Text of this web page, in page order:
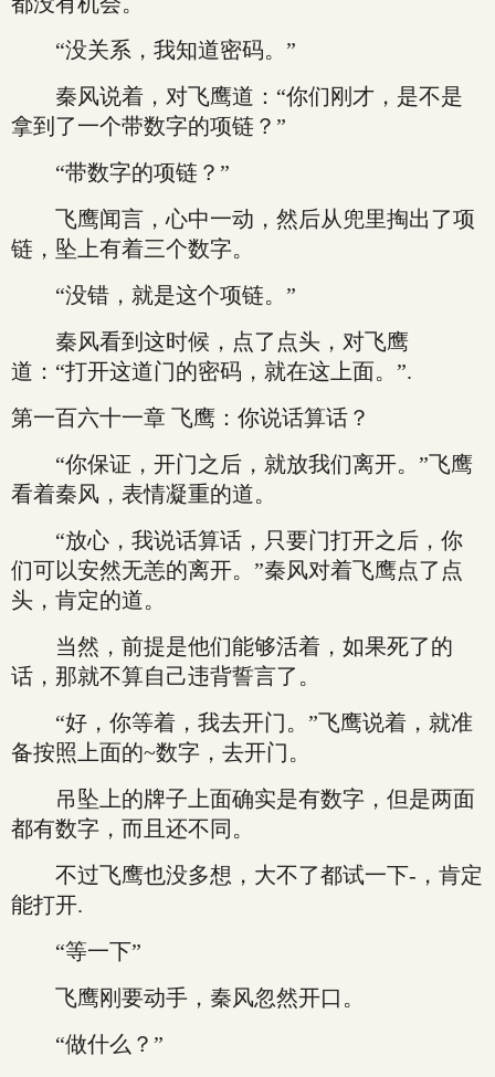
“没关系，我知道密码。”
秦风说着，对飞鹰道：“你们刚才，是不是
拿到了一个带数字的项链？”
“带数字的项链？”
飞鹰闻言，心中一动，然后从兜里掏出了项
链，坠上有着三个数字。
“没错，就是这个项链。”
秦风看到这时候，点了点头，对飞鹰
道：“打开这道门的密码，就在这上面。”.
第一百六十一章 飞鹰：你说话算话？
“你保证，开门之后，就放我们离开。”飞鹰
看着秦风，表情凝重的道。
“放心，我说话算话，只要门打开之后，你
们可以安然无恙的离开。”秦风对着飞鹰点了点
头，肯定的道。
当然，前提是他们能够活着，如果死了的
话，那就不算自己违背誓言了。
“好，你等着，我去开门。”飞鹰说着，就准
备按照上面的~数字，去开门。
吊坠上的牌子上面确实是有数字，但是两面
都有数字，而且还不同。
不过飞鹰也没多想，大不了都试一下-，肯定
能打开.
“等一下”
飞鹰刚要动手，秦风忽然开口。
“做什么？”